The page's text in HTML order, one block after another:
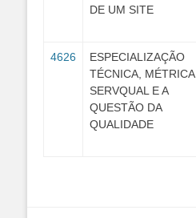
DE UM SITE
4626
ESPECIALIZAÇÃO
TÉCNICA, MÉTRICA
SERVQUAL E A
QUESTÃO DA
QUALIDADE